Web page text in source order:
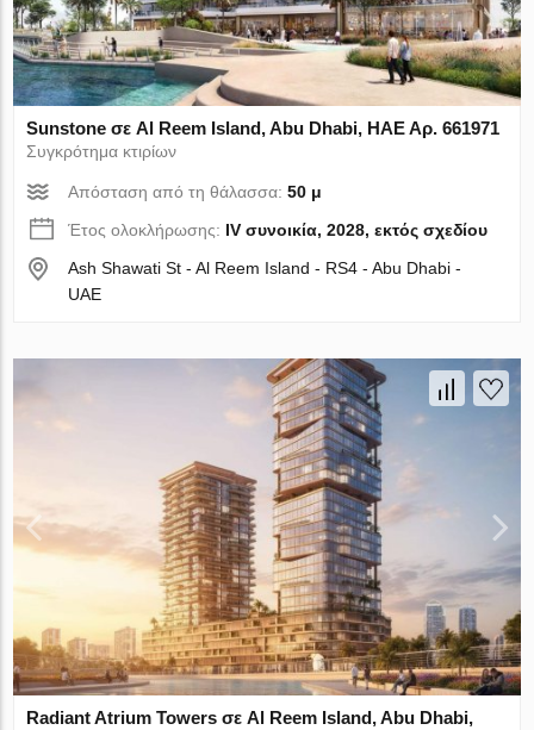
Sunstone σε Al Reem Island, Abu Dhabi, ΗΑΕ Αρ. 661971
Συγκρότημα κτιρίων
Απόσταση από τη θάλασσα:50 μ
Έτος ολοκλήρωσης: IV συνοικία, 2028, εκτός σχεδίου
Ash Shawati St - Al Reem Island - RS4 - Abu Dhabi -
UAE
Radiant Atrium Towers σε Al Reem Island, Abu Dhabi,